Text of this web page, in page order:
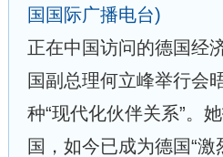
国国际广播电台)
正在中国访问的德国经
国副总理何立峰举行会
种“现代化伙伴关系”。
国，如今已成为德国“